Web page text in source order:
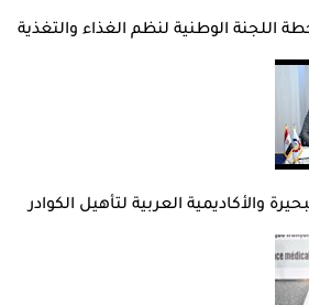
اللجنة الوطنية لنظم الغذاء والتغذية
والأكاديمية العربية لتأهيل الكوادر